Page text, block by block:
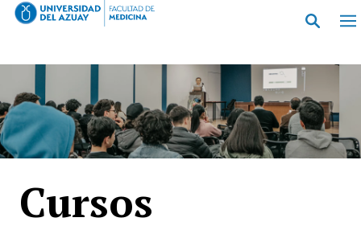
Pasar al contenido principal
Cursos